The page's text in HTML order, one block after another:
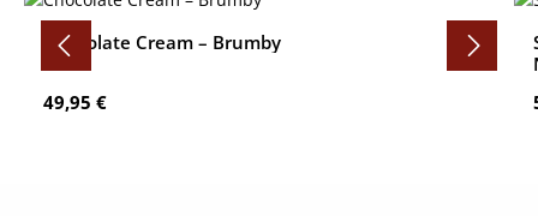
Chocolate Cream – Brumby
Regulärer Preis:
49,95 €